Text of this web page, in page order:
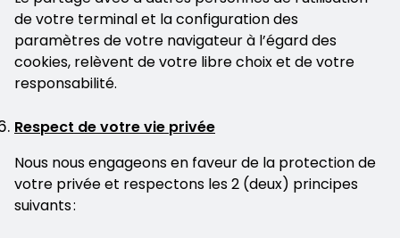
de votre terminal et la configuration des
paramètres de votre navigateur à l’égard des
cookies, relèvent de votre libre choix et de votre
responsabilité.
Respect de votre vie privée
Nous nous engageons en faveur de la protection de
votre privée et respectons les 2 (deux) principes
suivants :